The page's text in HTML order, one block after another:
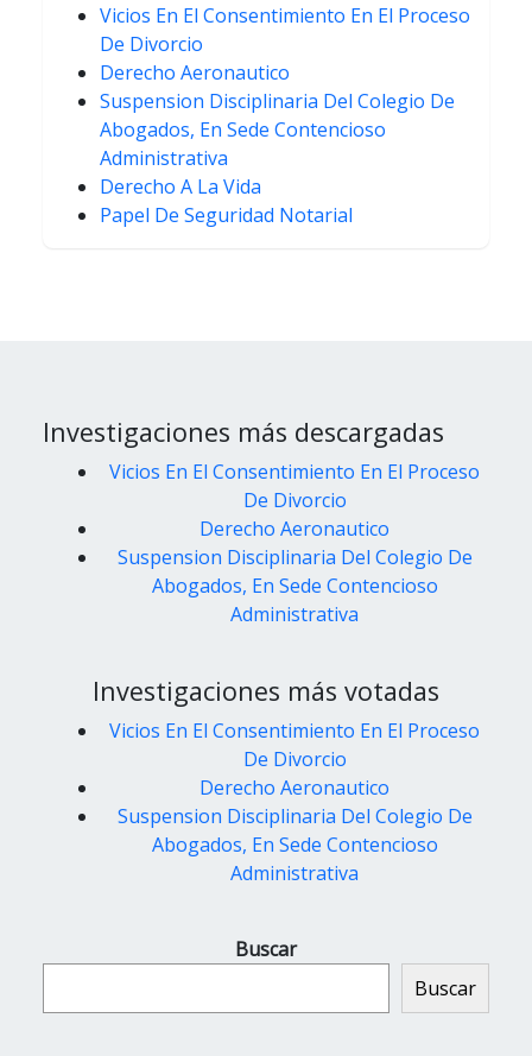
Vicios En El Consentimiento En El Proceso
De Divorcio
Derecho Aeronautico
Suspension Disciplinaria Del Colegio De
Abogados, En Sede Contencioso
Administrativa
Derecho A La Vida
Papel De Seguridad Notarial
Investigaciones más descargadas
Vicios En El Consentimiento En El Proceso
De Divorcio
Derecho Aeronautico
Suspension Disciplinaria Del Colegio De
Abogados, En Sede Contencioso
Administrativa
Investigaciones más votadas
Vicios En El Consentimiento En El Proceso
De Divorcio
Derecho Aeronautico
Suspension Disciplinaria Del Colegio De
Abogados, En Sede Contencioso
Administrativa
Buscar
Buscar